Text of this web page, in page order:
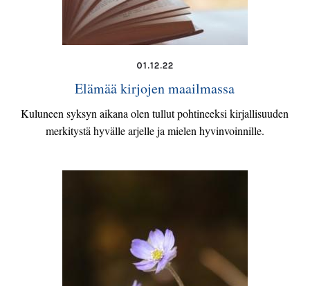
01.12.22
Elämää kirjojen maailmassa
Kuluneen syksyn aikana olen tullut pohtineeksi kirjallisuuden
merkitystä hyvälle arjelle ja mielen hyvinvoinnille.